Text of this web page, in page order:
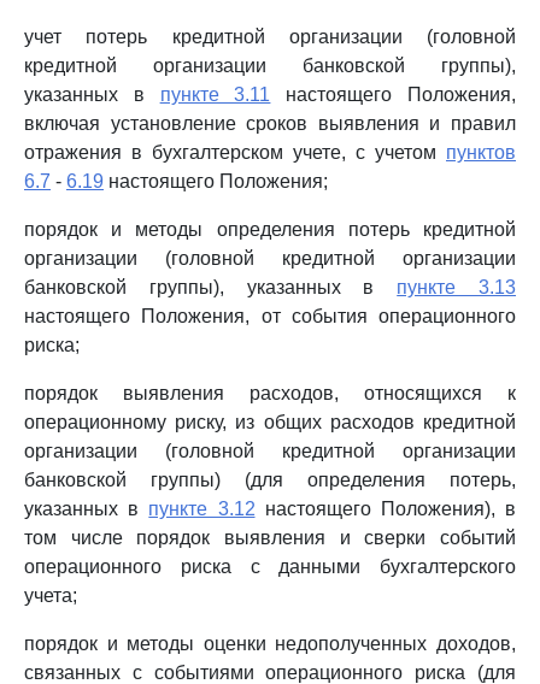
учет потерь кредитной организации (головной
кредитной организации банковской группы),
указанных в пункте 3.11 настоящего Положения,
включая установление сроков выявления и правил
отражения в бухгалтерском учете, с учетом пунктов
6.7 - 6.19 настоящего Положения;
порядок и методы определения потерь кредитной
организации (головной кредитной организации
банковской группы), указанных в пункте 3.13
настоящего Положения, от события операционного
риска;
порядок выявления расходов, относящихся к
операционному риску, из общих расходов кредитной
организации (головной кредитной организации
банковской группы) (для определения потерь,
указанных в пункте 3.12 настоящего Положения), в
том числе порядок выявления и сверки событий
операционного риска с данными бухгалтерского
учета;
порядок и методы оценки недополученных доходов,
связанных с событиями операционного риска (для